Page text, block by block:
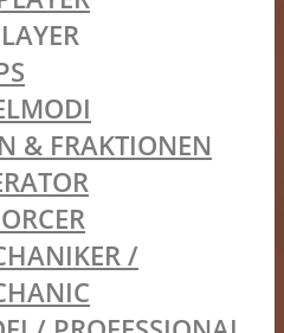
& FRAKTIONEN
/